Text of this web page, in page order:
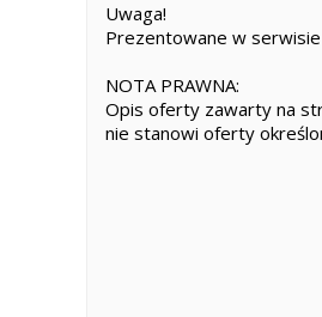
Uwaga!
Prezentowane w
NOTA PRAWNA:
Opis oferty zawarty na
nie stanowi oferty